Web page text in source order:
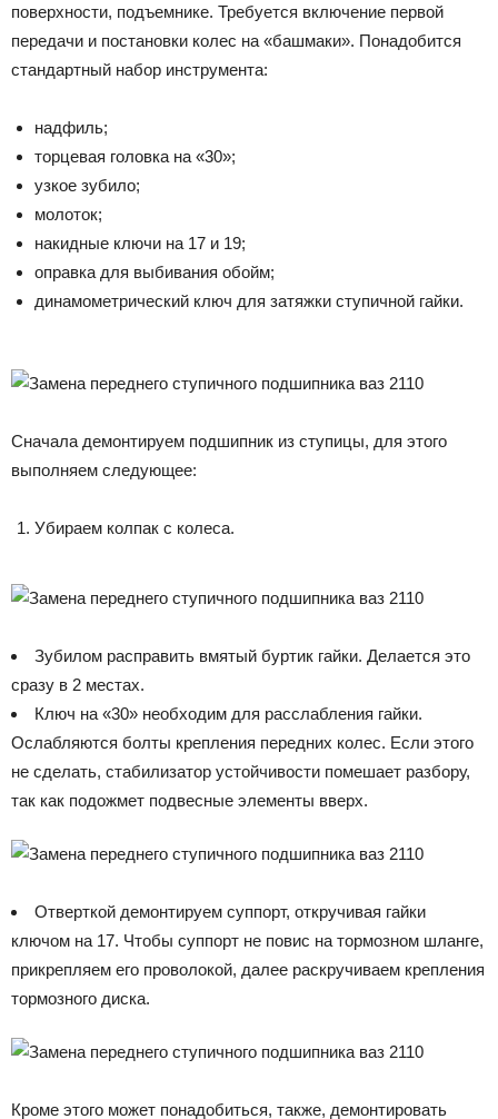
поверхности, подъемнике. Требуется включение первой
передачи и постановки колес на «башмаки». Понадобится
стандартный набор инструмента:
надфиль;
торцевая головка на «30»;
узкое зубило;
молоток;
накидные ключи на 17 и 19;
оправка для выбивания обойм;
динамометрический ключ для затяжки ступичной гайки.
Сначала демонтируем подшипник из ступицы, для этого
выполняем следующее:
Убираем колпак с колеса.
Зубилом расправить вмятый буртик гайки. Делается это
сразу в 2 местах.
Ключ на «30» необходим для расслабления гайки.
Ослабляются болты крепления передних колес. Если этого
не сделать, стабилизатор устойчивости помешает разбору,
так как подожмет подвесные элементы вверх.
Отверткой демонтируем суппорт, откручивая гайки
ключом на 17. Чтобы суппорт не повис на тормозном шланге,
прикрепляем его проволокой, далее раскручиваем крепления
тормозного диска.
Кроме этого может понадобиться, также, демонтировать